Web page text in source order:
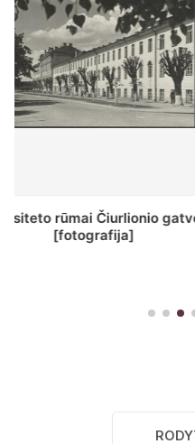
St. Batoro